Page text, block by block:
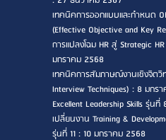
เทคนิคการออกแบบและกำหนด
(Effective Objective and Key
การแปลงโฉม HR สู่ Strategic
มกราคม 2568
เทคนิคการสัมภาษณ์งานเชิงจิตวิ
Interview Techniques) : 8 มกร
Excellent Leadership Skills รุ่
เปลี่ยนงาน Training &
รุ่นที่ 11 : 10 มกราคม 2568